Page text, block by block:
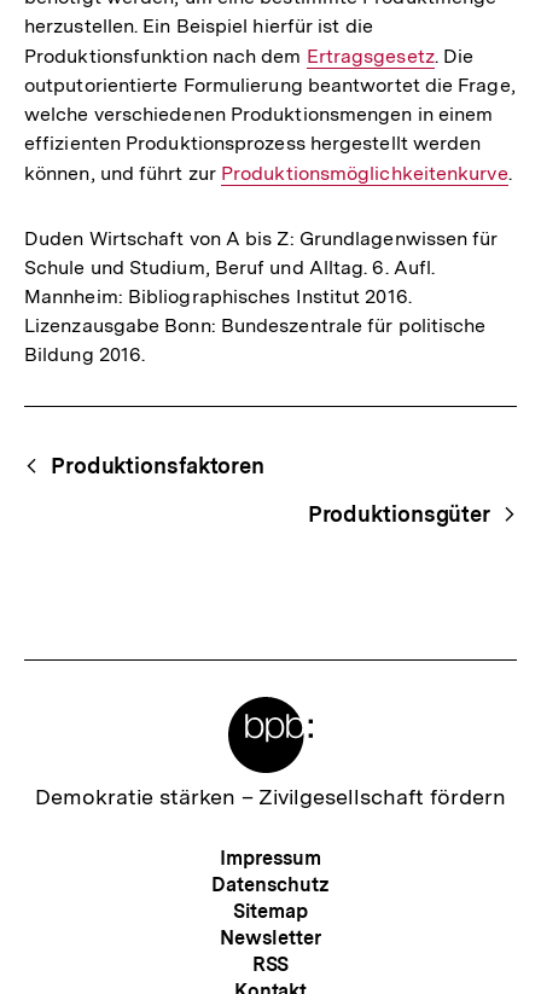
herzustellen. Ein Beispiel hierfür ist die
Produktionsfunktion nach dem Interner
Link:
Ertragsgesetz. Die
outputorientierte Formulierung beantwortet die Frage,
welche verschiedenen Produktionsmengen in einem
effizienten Produktionsprozess hergestellt werden
können, und führt zur Interner
Produktionsmöglichkeitenkurve.
Duden Wirtschaft von A bis Z: Grundlagenwissen für
Schule und Studium, Beruf und Alltag. 6. Aufl.
Mannheim: Bibliographisches Institut 2016.
Lizenzausgabe Bonn: Bundeszentrale für politische
Bildung 2016.
Begriffsnavigation
Content-
Navigation
Produktionsfaktoren
Produktionsgüter
Zur
Demokratie stärken – Zivilgesellschaft fördern
Meta-
Navigation
Impressum
Datenschutz
Sitemap
Newsletter
RSS